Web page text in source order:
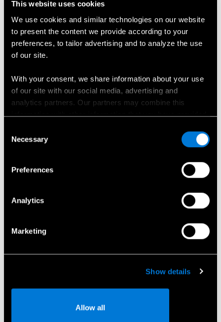
This website uses cookies
We use cookies and similar technologies on our website
to present the content we provide according to your
preferences, to tailor advertising and to analyze the use
of our site.
With your consent, we share information about your use
of our site with our social media, advertising and
analytics partners. Our partners may combine this
information with other information that you have provided
their services.
settings displayed in this banner. You can withdraw or
the bottom of our website.
Selection
Necessary
Preferences
Analytics
Marketing
Show details
Allow all
rajahoidik, pimenurgaassistent, juhi väsimuse
tuvastamine, 360-kraadise kaameravaatega parkimisabi ja
ennetav Pre-Safe ohutussüsteem. Maastikusõidu muudab
märgatavalt lihtsamaks kaamerate abil toimiv "läbipaistva
kapoti" funktsioon, mis kuvab meediaekraanile virtuaalse
Veoskeem
Nelikvedu